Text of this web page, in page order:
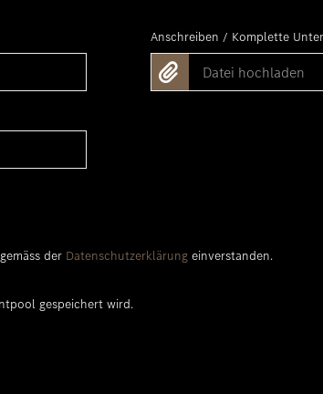
Anschreiben / Komplette
Datei hochladen
der Datenschutzerklärung einverstanden.
gespeichert wird.